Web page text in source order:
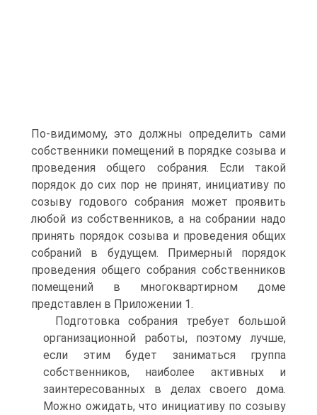
По-видимому, это должны определить сами
собственники помещений в порядке созыва и
проведения общего собрания. Если такой
порядок до сих пор не принят, инициативу по
созыву годового собрания может проявить
любой из собственников, а на собрании надо
принять порядок созыва и проведения общих
собраний в будущем. Примерный порядок
проведения общего собрания собственников
помещений в многоквартирном доме
представлен в Приложении 1.
Подготовка собрания требует большой
организационной работы, поэтому лучше,
если этим будет заниматься группа
собственников, наиболее активных и
заинтересованных в делах своего дома.
Можно ожидать, что инициативу по созыву